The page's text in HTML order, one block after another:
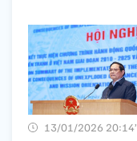
13/01/2026 20:14’